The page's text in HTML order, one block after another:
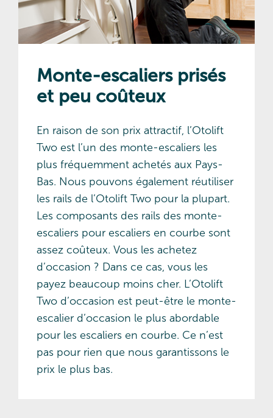
Monte-escaliers prisés
et peu coûteux
En raison de son prix attractif, l’Otolift
Two est l’un des monte-escaliers les
plus fréquemment achetés aux Pays-
Bas. Nous pouvons également réutiliser
les rails de l’Otolift Two pour la plupart.
Les composants des rails des monte-
escaliers pour escaliers en courbe sont
assez coûteux. Vous les achetez
d’occasion ? Dans ce cas, vous les
payez beaucoup moins cher. L’Otolift
Two d’occasion est peut-être le monte-
escalier d’occasion le plus abordable
pour les escaliers en courbe. Ce n’est
pas pour rien que nous garantissons le
prix le plus bas.